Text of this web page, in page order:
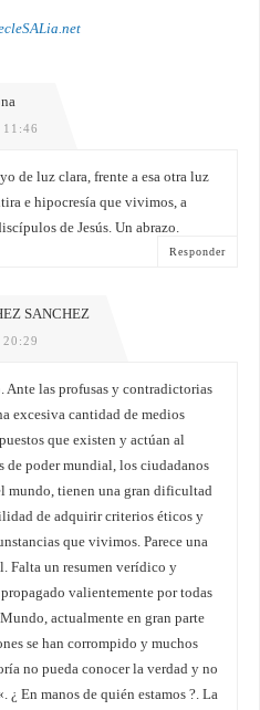
de luz clara, frente a esa otra luz
e hipocresía que vivimos, a
de Jesús. Un abrazo.
Responder
SANCHEZ
Ante las profusas y contradictorias
excesiva cantidad de medios
que existen y actúan al
de poder mundial, los ciudadanos
mundo, tienen una gran dificultad
de adquirir criterios éticos y
que vivimos. Parece una
Falta un resumen verídico y
valientemente por todas
actualmente en gran parte
se han corrompido y muchos
no pueda conocer la verdad y no
¿ En manos de quién estamos ?. La